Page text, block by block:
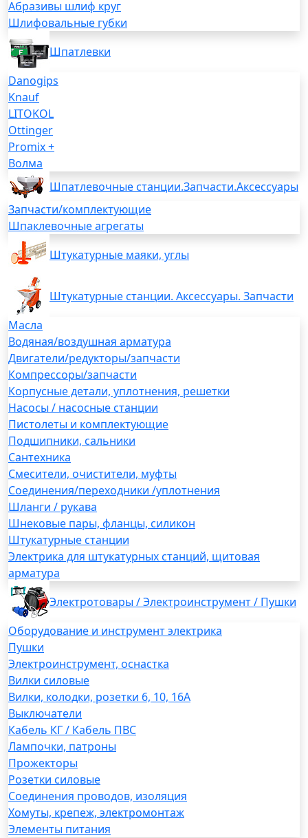
Абразивы шлиф круг
Шлифовальные губки
Шпатлевки
Danogips
Knauf
LITOKOL
Ottinger
Promix +
Волма
Шпатлевочные станции.Запчасти.Аксессуары
Запчасти/комплектующие
Шпаклевочные агрегаты
Штукатурные маяки, углы
Штукатурные станции. Аксессуары. Запчасти
Масла
Водяная/воздушная арматура
Двигатели/редукторы/запчасти
Компрессоры/запчасти
Корпусные детали, уплотнения, решетки
Насосы / насосные станции
Пистолеты и комплектующие
Подшипники, сальники
Сантехника
Смесители, очистители, муфты
Соединения/переходники /уплотнения
Шланги / рукава
Шнековые пары, фланцы, силикон
Штукатурные станции
Электрика для штукатурных станций, щитовая
арматура
Электротовары / Электроинструмент / Пушки
Оборудование и инструмент электрика
Пушки
Электроинструмент, оснастка
Вилки силовые
Вилки, колодки, розетки 6, 10, 16А
Выключатели
Кабель КГ / Кабель ПВС
Лампочки, патроны
Прожекторы
Розетки силовые
Соединения проводов, изоляция
Хомуты, крепеж, электромонтаж
Элементы питания